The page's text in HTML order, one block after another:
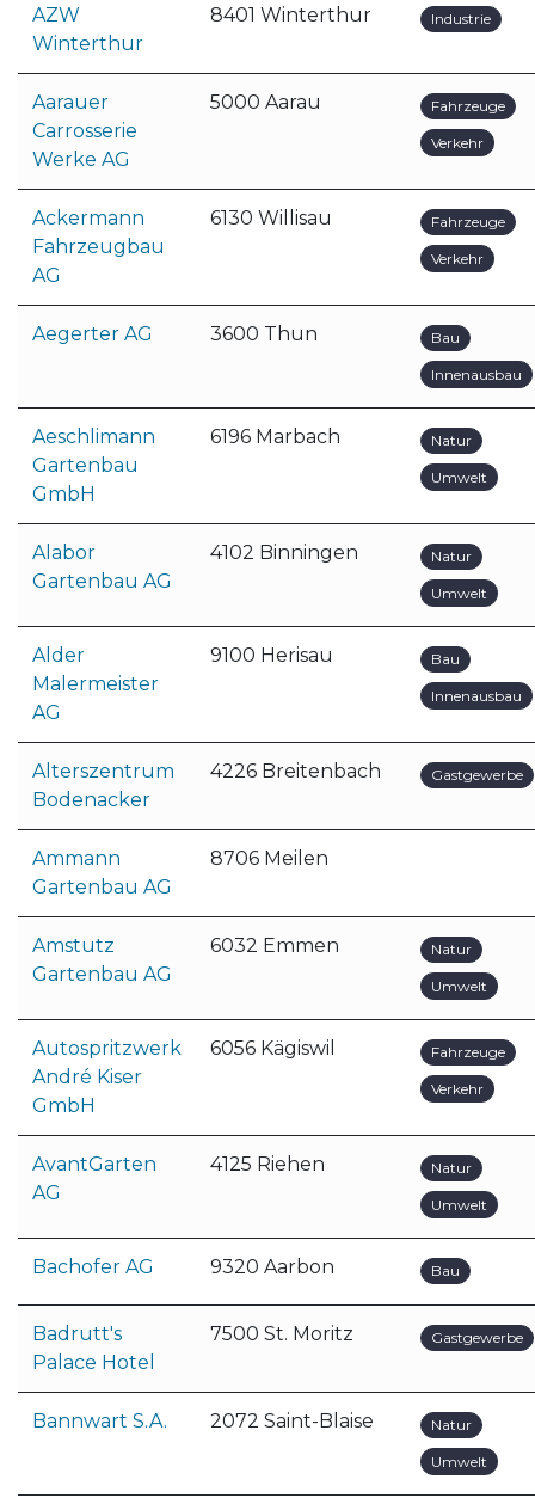
AZW
Winterthur
8401 Winterthur Industrie
Aarauer
Carrosserie
Werke AG
5000 Aarau Fahrzeuge
Verkehr
Ackermann
Fahrzeugbau
AG
6130 Willisau Fahrzeuge
Verkehr
Aegerter AG 3600 Thun Bau
Innenausbau
Aeschlimann
Gartenbau
GmbH
6196 Marbach Natur
Umwelt
Alabor
Gartenbau AG
4102 Binningen Natur
Umwelt
Alder
Malermeister
AG
9100 Herisau Bau
Innenausbau
Alterszentrum
Bodenacker
4226 Breitenbach Gastgewerbe
Ammann
Gartenbau AG
8706 Meilen
Amstutz
Gartenbau AG
6032 Emmen Natur
Umwelt
Autospritzwerk
André Kiser
GmbH
6056 Kägiswil Fahrzeuge
Verkehr
AvantGarten
AG
4125 Riehen Natur
Umwelt
Bachofer AG 9320 Aarbon Bau
Badrutt's
Palace Hotel
7500 St. Moritz Gastgewerbe
Bannwart S.A. 2072 Saint-Blaise Natur
Umwelt